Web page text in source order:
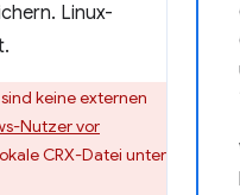
Linux-
keine externen
Nutzer vor
CRX-Datei unter